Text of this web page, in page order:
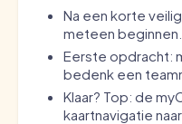
Na een korte
meteen beginnen.
Eerste opdracht:
bedenk een
Klaar? Top: de
kaartnavigatie